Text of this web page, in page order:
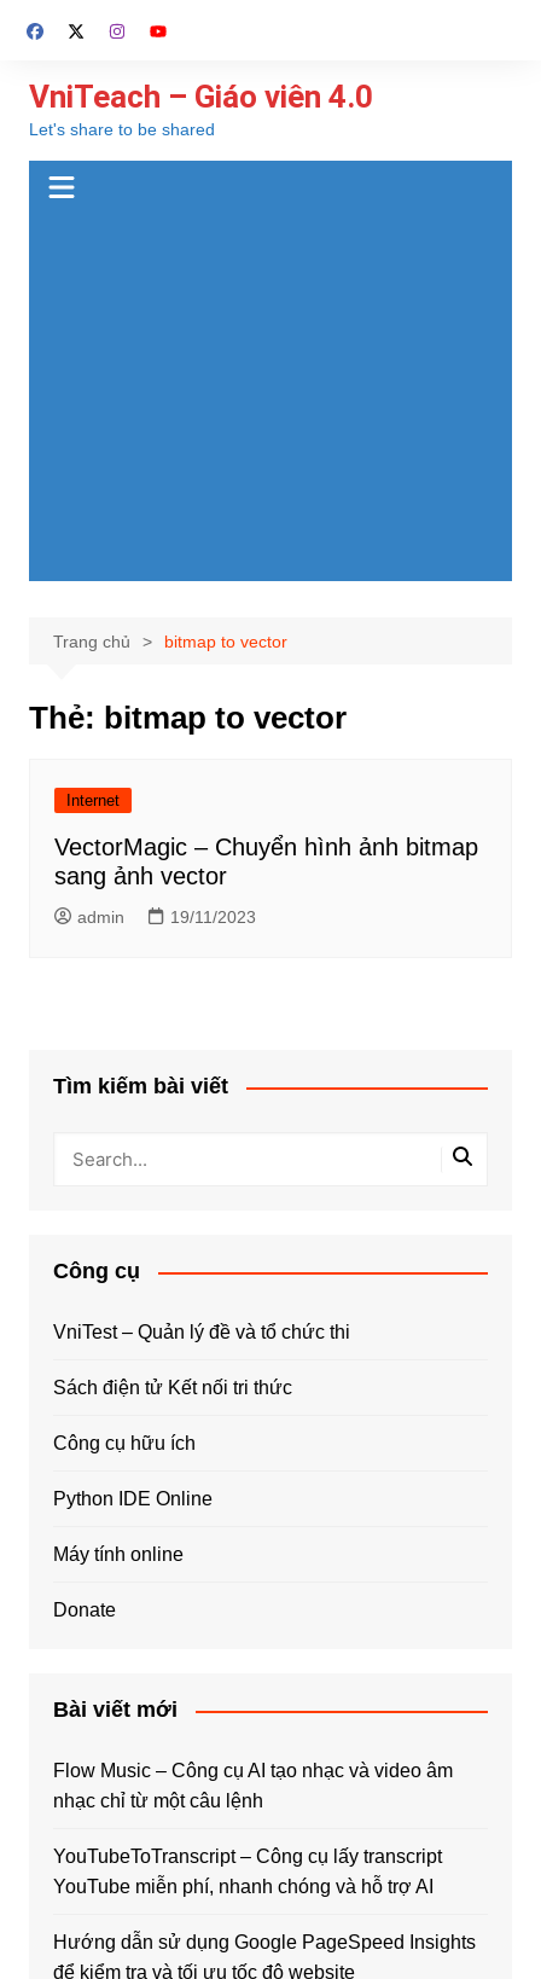
đến
dung
VniTeach – Giáo viên 4.0
Let's share to be shared
Trang chủ bitmap to vector
Thẻ: bitmap to vector
Internet
VectorMagic – Chuyển hình ảnh bitmap
sang ảnh vector
admin 19/11/2023
Tìm kiếm bài viết
Công cụ
VniTest – Quản lý đề và tổ chức thi
Sách điện tử Kết nối tri thức
Công cụ hữu ích
Python IDE Online
Máy tính online
Donate
Bài viết mới
Flow Music – Công cụ AI tạo nhạc và video âm
nhạc chỉ từ một câu lệnh
YouTubeToTranscript – Công cụ lấy transcript
YouTube miễn phí, nhanh chóng và hỗ trợ AI
Hướng dẫn sử dụng Google PageSpeed Insights
để kiểm tra và tối ưu tốc độ website